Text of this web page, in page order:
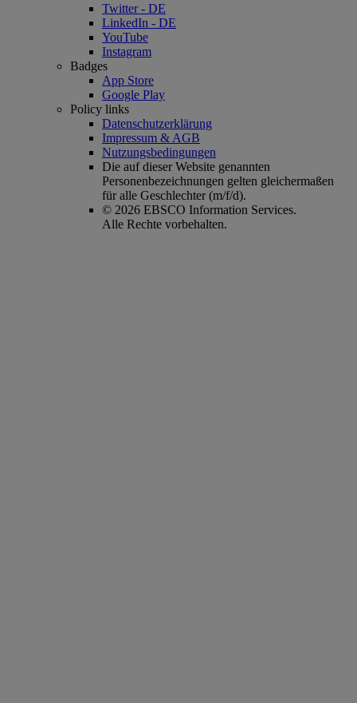
Twitter - DE
LinkedIn - DE
YouTube
Instagram
Badges
App Store
Google Play
Policy links
Datenschutzerklärung
Impressum & AGB
Nutzungsbedingungen
Die auf dieser Website genannten
Personenbezeichnungen gelten gleichermaßen
für alle Geschlechter (m/f/d).
© 2026 EBSCO Information Services.
Alle Rechte vorbehalten.